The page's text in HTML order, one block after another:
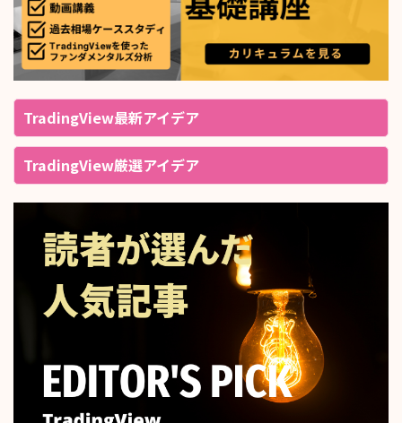
TradingView最新アイデア
TradingView厳選アイデア